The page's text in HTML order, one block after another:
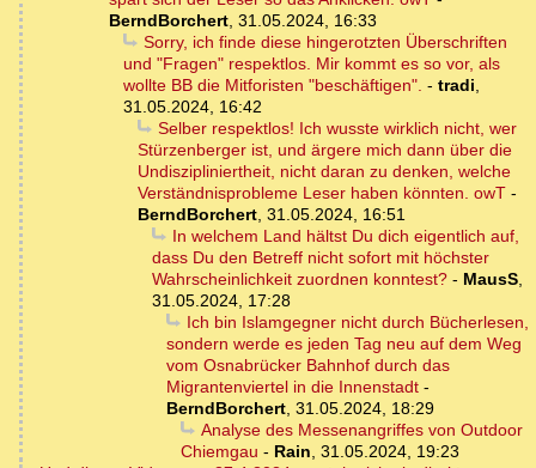
BerndBorchert, 31.05.2024, 16:33
Sorry, ich finde diese hingerotzten Überschriften
und "Fragen" respektlos. Mir kommt es so vor, als
wollte BB die Mitforisten "beschäftigen". - tradi,
31.05.2024, 16:42
Selber respektlos! Ich wusste wirklich nicht, wer
Stürzenberger ist, und ärgere mich dann über die
Undiszipliniertheit, nicht daran zu denken, welche
Verständnisprobleme Leser haben könnten. owT -
BerndBorchert, 31.05.2024, 16:51
In welchem Land hältst Du dich eigentlich auf,
dass Du den Betreff nicht sofort mit höchster
Wahrscheinlichkeit zuordnen konntest? - MausS,
31.05.2024, 17:28
Ich bin Islamgegner nicht durch Bücherlesen,
sondern werde es jeden Tag neu auf dem Weg
vom Osnabrücker Bahnhof durch das
Migrantenviertel in die Innenstadt -
BerndBorchert, 31.05.2024, 18:29
Analyse des Messenangriffes von Outdoor
Chiemgau - Rain, 31.05.2024, 19:23